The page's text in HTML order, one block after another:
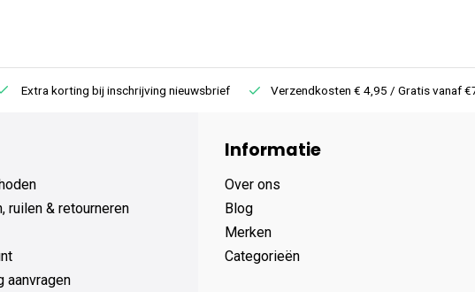
vereist en niet inbegrepen
de garagedeur
Extra korting bij inschrijving nieuwsbrief Verzendkosten € 4,95 / Gratis vanaf
ruilen & retourneren
aanvragen
Informatie
Over ons
Blog
Merken
Categorieën